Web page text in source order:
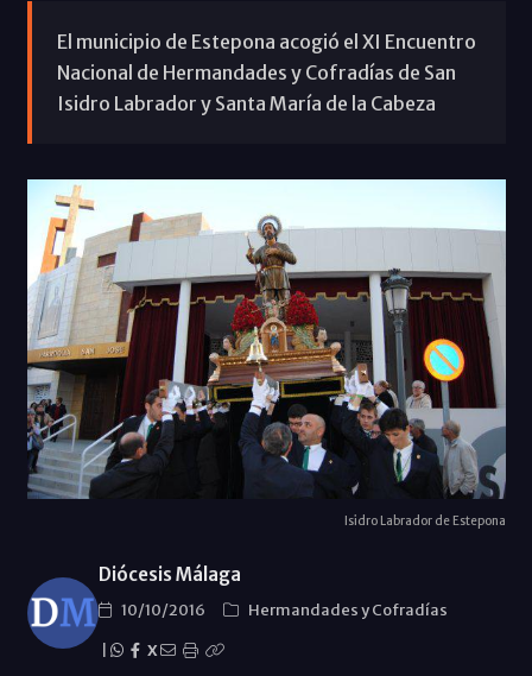
El municipio de Estepona acogió el XI Encuentro
Nacional de Hermandades y Cofradías de San
Isidro Labrador y Santa María de la Cabeza
Isidro Labrador de Estepona
Diócesis Málaga
10/10/2016
Hermandades y Cofradías
X